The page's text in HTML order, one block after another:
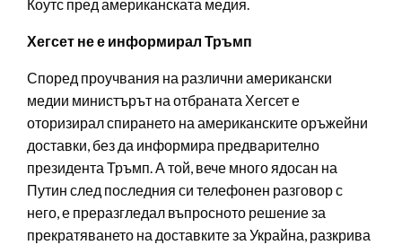
Коутс пред американската медия.
Хегсет не е информирал Тръмп
Според проучвания на различни американски
медии министърът на отбраната Хегсет е
оторизирал спирането на американските оръжейни
доставки, без да информира предварително
президента Тръмп. А той, вече много ядосан на
Путин след последния си телефонен разговор с
него, е преразгледал въпросното решение за
прекратяването на доставките за Украйна, разкрива